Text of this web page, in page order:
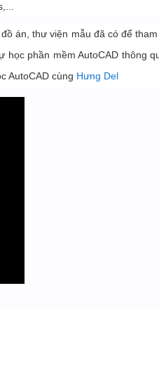
án, thư viện mẫu đã có để tham
học phần mềm AutoCAD thông
AutoCAD cùng Hưng Del